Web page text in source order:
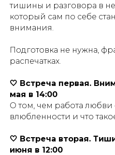
тишины и разговора в
который сам по себе
внимания.
Подготовка не нужна,
распечатках.
🤍 Встреча первая.
мая в 14:00
О том, чем работа любви
влюбленности и что
🤍 Встреча вторая.
июня в 12:00